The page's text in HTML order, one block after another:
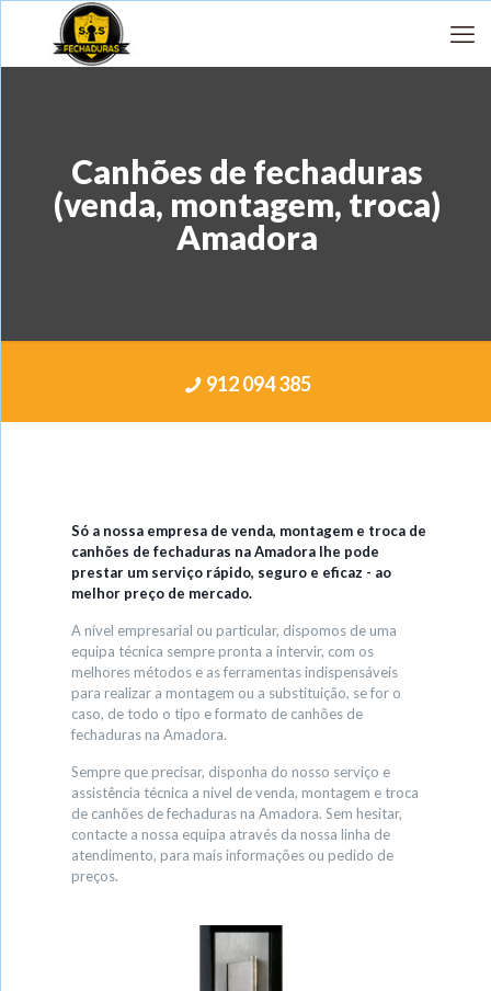
Canhões de fechaduras
(venda, montagem, troca)
Amadora
912 094 385
Só a nossa empresa de venda, montagem e troca de
canhões de fechaduras na Amadora lhe pode
prestar um serviço rápido, seguro e eficaz - ao
melhor preço de mercado.
A nível empresarial ou particular, dispomos de uma
equipa técnica sempre pronta a intervir, com os
melhores métodos e as ferramentas indispensáveis
para realizar a montagem ou a substituição, se for o
caso, de todo o tipo e formato de canhões de
fechaduras na Amadora.
Sempre que precisar, disponha do nosso serviço e
assistência técnica a nível de venda, montagem e troca
de canhões de fechaduras na Amadora. Sem hesitar,
contacte a nossa equipa através da nossa linha de
atendimento, para mais informações ou pedido de
preços.